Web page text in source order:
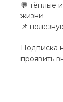
💬 тёплые
жизни
📌
Подписка
проявить